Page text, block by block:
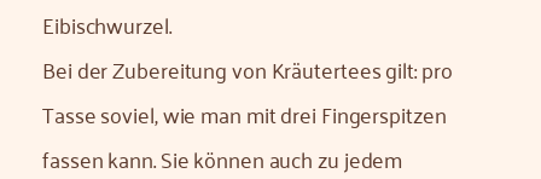
Eibischwurzel.
Bei der Zubereitung von Kräutertees gilt: pro
Tasse soviel, wie man mit drei Fingerspitzen
fassen kann. Sie können auch zu jedem